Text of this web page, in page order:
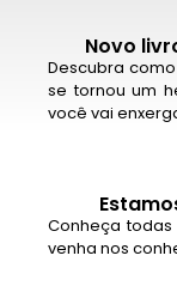
Novo
Descubra
se tornou um
você vai
Conheça
venha nos